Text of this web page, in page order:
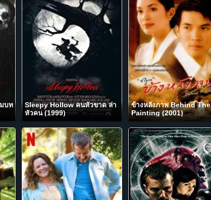
บท
Sleepy Hollow คนหัวขาด ล่า
หัวคน (1999)
ข้างหลังภาพ Behind The
Painting (2001)